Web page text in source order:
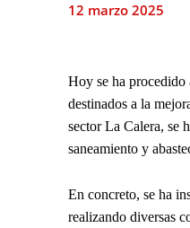
12 marzo 2025
Hoy se ha procedido
destinados a la
sector La Calera, se
saneamiento y
En concreto, se ha
realizando diversas